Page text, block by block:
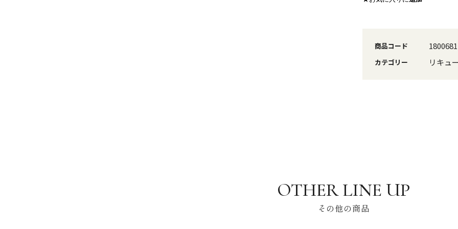
商品コード 1800681
カテゴリー リキュ
その他の商品